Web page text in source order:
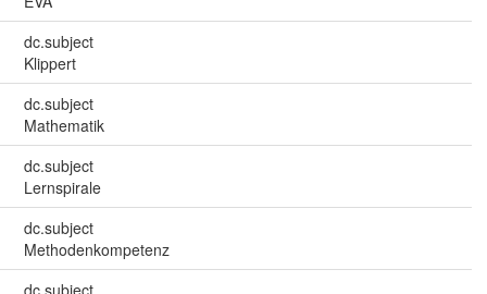
dc.subject
Klippert
dc.subject
Mathematik
dc.subject
Lernspirale
dc.subject
Methodenkompetenz